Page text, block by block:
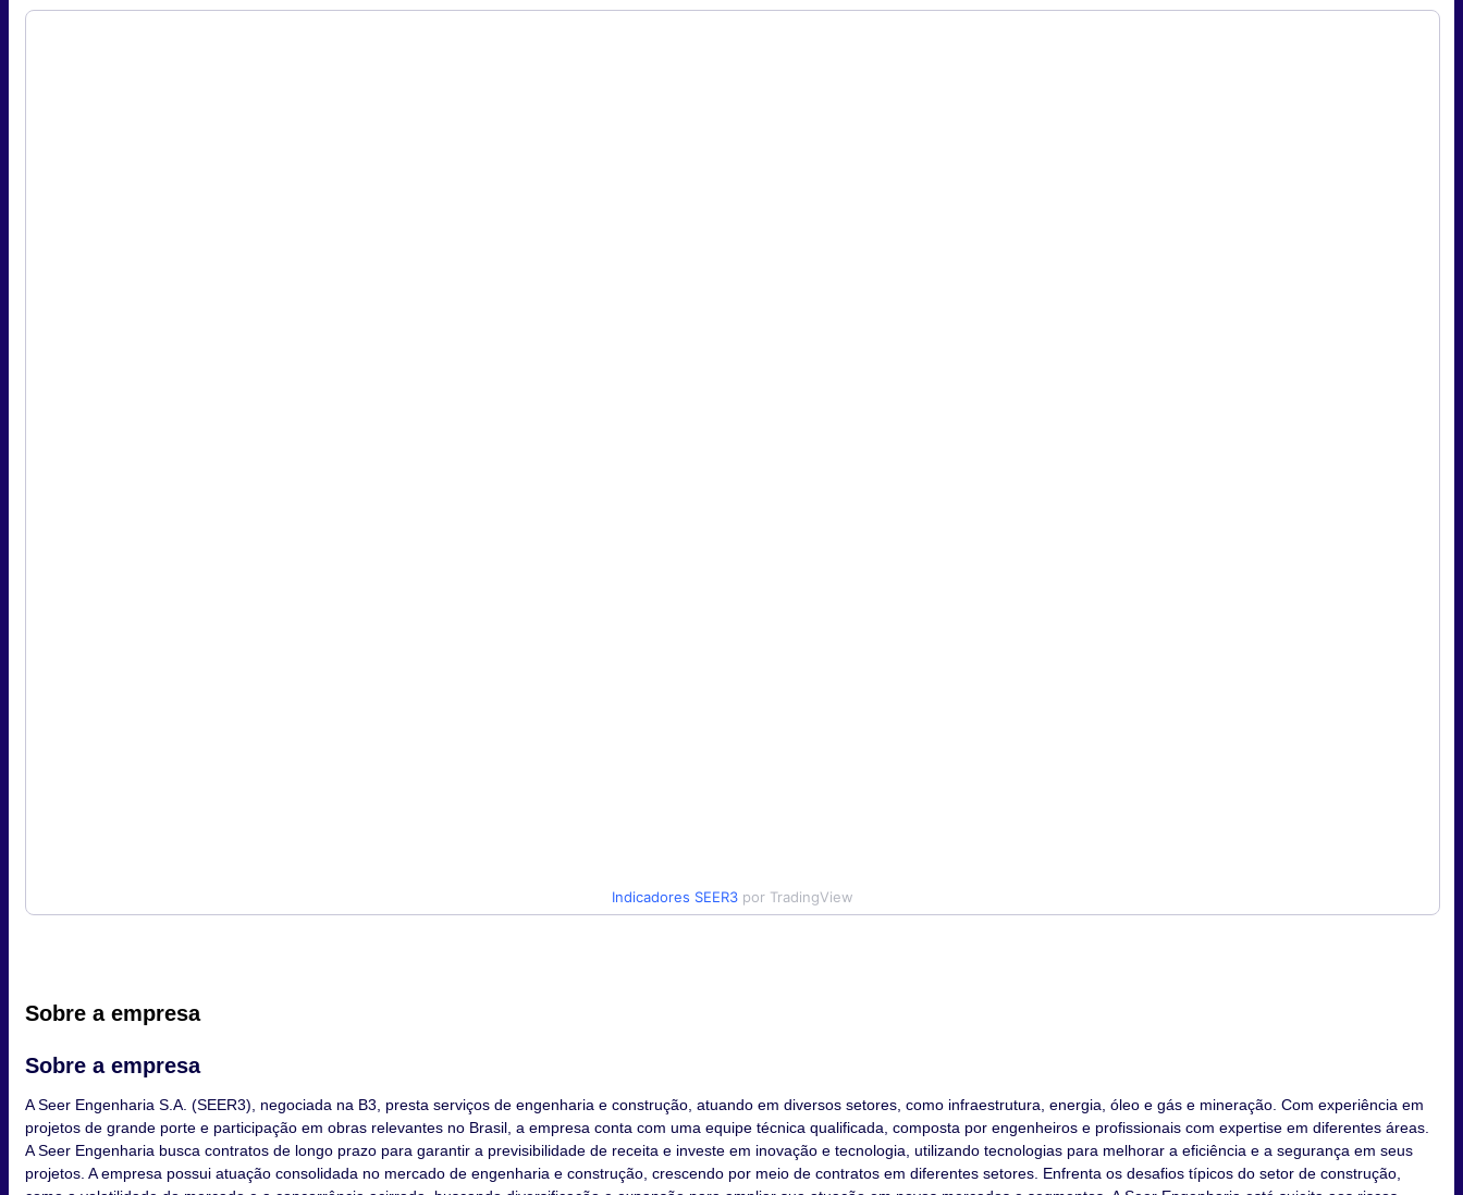
Indicadores SEER3 por TradingView
Sobre a empresa
Sobre a empresa
A Seer Engenharia S.A. (SEER3), negociada na B3, presta serviços de engenharia e construção, atuando em diversos setores, como infraestrutura, energia, óleo e gás e mineração. Com experiência em
projetos de grande porte e participação em obras relevantes no Brasil, a empresa conta com uma equipe técnica qualificada, composta por engenheiros e profissionais com expertise em diferentes áreas.
A Seer Engenharia busca contratos de longo prazo para garantir a previsibilidade de receita e investe em inovação e tecnologia, utilizando tecnologias para melhorar a eficiência e a segurança em seus
projetos. A empresa possui atuação consolidada no mercado de engenharia e construção, crescendo por meio de contratos em diferentes setores. Enfrenta os desafios típicos do setor de construção,